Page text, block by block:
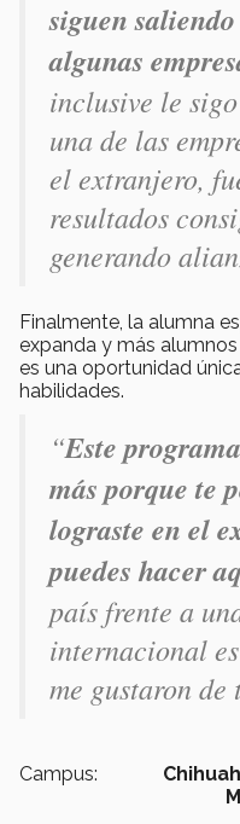
siguen
algunas
inclusive le
una de las
el extranjero,
resultados
generando
Finalmente, la alumna
expanda y más
es una oportunidad
habilidades.
“Este
más porque te
lograste en el
puedes hacer
país frente a
internacional
me gustaron
Campus: